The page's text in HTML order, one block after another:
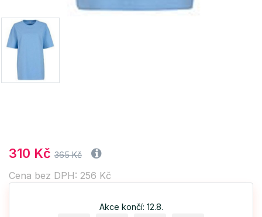
310 Kč 365 Kč
Cena bez DPH: 256 Kč
Akce končí: 12.8.